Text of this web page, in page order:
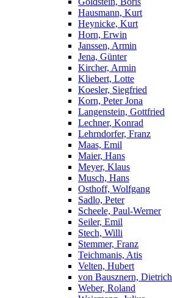
Hausmann, Kurt
Heynicke, Kurt
Horn, Erwin
Janssen, Armin
Jena, Günter
Kircher, Armin
Kliebert, Lotte
Koesler, Siegfried
Korn, Peter Jona
Langenstein, Gottfried
Lechner, Konrad
Lehrndorfer, Franz
Maas, Emil
Maier, Hans
Meyer, Klaus
Musch, Hans
Osthoff, Wolfgang
Sadlo, Peter
Scheele, Paul-Werner
Seiler, Emil
Stech, Willi
Stemmer, Franz
Teichmanis, Atis
Velten, Hubert
von Bausznern, Dietrich
Weber, Roland